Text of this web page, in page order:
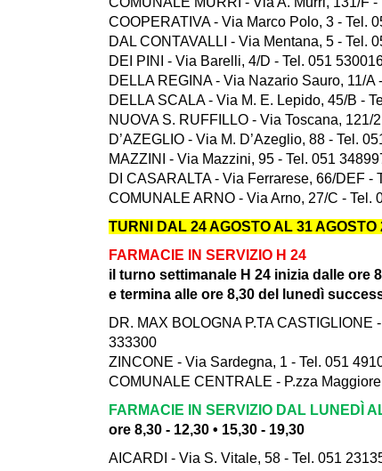
COOPERATIVA - Via Marco Polo, 3 - Tel.
DAL CONTAVALLI - Via Mentana, 5 - Tel.
DEI PINI - Via Barelli, 4/D - Tel. 051
DELLA REGINA - Via Nazario Sauro, 11/A
DELLA SCALA - Via M. E. Lepido, 45/B -
NUOVA S. RUFFILLO - Via Toscana, 121/
D’AZEGLIO - Via M. D’Azeglio, 88 - Tel.
MAZZINI - Via Mazzini, 95 - Tel. 051
DI CASARALTA - Via Ferrarese, 66/DEF -
COMUNALE ARNO - Via Arno, 27/C - Tel.
TURNI DAL 24 AGOSTO AL 31 AGOSTO
FARMACIE IN SERVIZIO H 24
il turno settimanale H 24 inizia dalle ore
e termina alle ore 8,30 del lunedì
DR. MAX BOLOGNA P.TA
333300
ZINCONE - Via Sardegna, 1 - Tel. 051
COMUNALE CENTRALE - P.zza
FARMACIE IN SERVIZIO DAL LUNEDÌ
ore 8,30 - 12,30 • 15,30 - 19,30
AICARDI - Via S. Vitale, 58 - Tel. 051